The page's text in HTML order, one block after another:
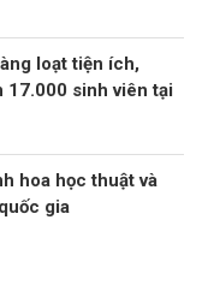
loạt tiện ích,
17.000 sinh viên tại
hoa học thuật và
gia